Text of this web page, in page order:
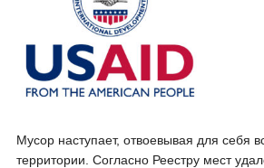
Мусор наступает, отвоевывая для себя
территории. Согласно Реестру мест